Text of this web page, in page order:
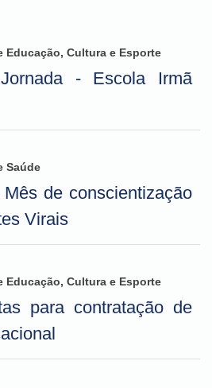
Educação, Cultura e Esporte
- Escola Irmã
Saúde
de conscientização
Virais
Educação, Cultura e Esporte
para contratação de